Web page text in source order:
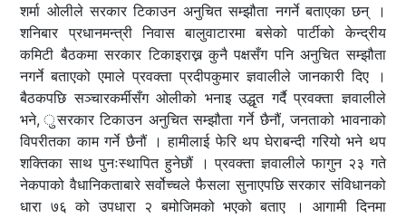
शर्मा ओलीले सरकार टिकाउन अनुचित सम्झौता नगर्ने बताएका छन् ।
शनिबार प्रधानमन्त्री निवास बालुवाटारमा बसेको पार्टीको केन्द्रीय
कमिटी बैठकमा सरकार टिकाइराख्न कुनै पक्षसँग पनि अनुचित सम्झौता
नगर्ने बताएको एमाले प्रवक्ता प्रदीपकुमार ज्ञवालीले जानकारी दिए ।
बैठकपछि सञ्चारकर्मीसँग ओलीको भनाइ उद्धृत गर्दै प्रवक्ता ज्ञवालीले
भने, ुसरकार टिकाउन अनुचित सम्झौता गर्ने छैनौं, जनताको भावनाको
विपरीतका काम गर्ने छैनौं । हामीलाई फेरि थप घेराबन्दी गरियो भने थप
शक्तिका साथ पुनःस्थापित हुनेछौं । प्रवक्ता ज्ञवालीले फागुन २३ गते
नेकपाको वैधानिकताबारे सर्वोच्चले फैसला सुनाएपछि सरकार संविधानको
धारा ७६ को उपधारा २ बमोजिमको भएको बताए । आगामी दिनमा